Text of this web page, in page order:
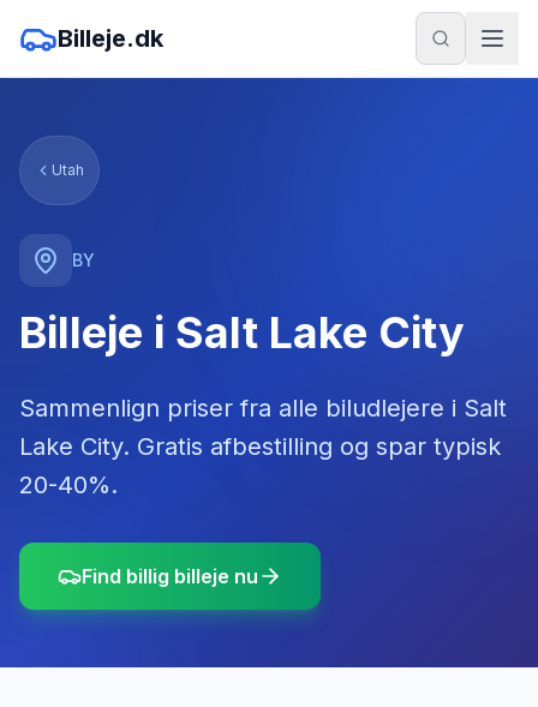
Billeje.dk
Utah
BY
Billeje i Salt Lake City
Sammenlign priser fra alle biludlejere i Salt
Lake City. Gratis afbestilling og spar typisk
20-40%.
Find billig billeje nu